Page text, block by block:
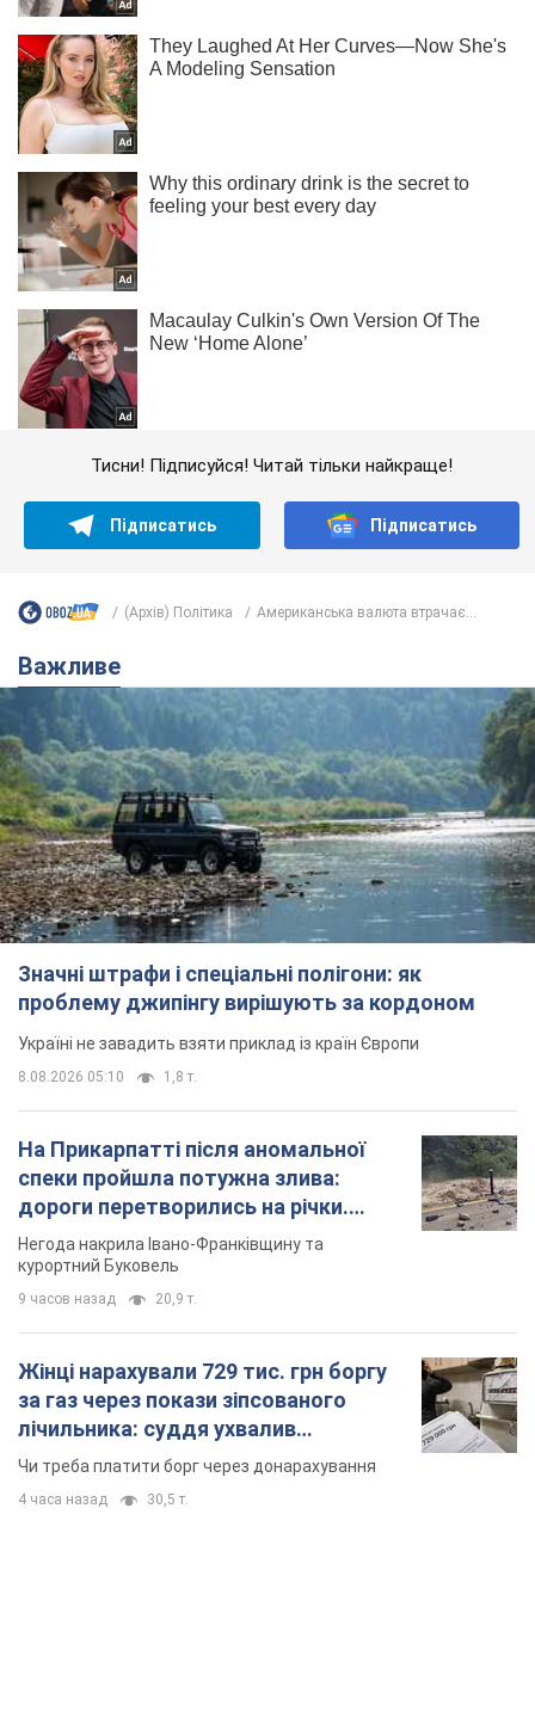
Тисни! Підписуйся! Читай тільки найкраще!
Підписатись Підписатись
(Архів) Політика Американська валюта втрачає...
Важливе
Значні штрафи і спеціальні полігони: як
проблему джипінгу вирішують за кордоном
Україні не завадить взяти приклад із країн Європи
8.08.2026 05:10 1,8 т.
На Прикарпатті після аномальної
спеки пройшла потужна злива:
дороги перетворились на річки.
Відео
Негода накрила Івано-Франківщину та
курортний Буковель
9 часов назад 20,9 т.
Жінці нарахували 729 тис. грн боргу
за газ через покази зіпсованого
лічильника: суддя ухвалив
неочікуване рішення
Чи треба платити борг через донарахування
4 часа назад 30,5 т.